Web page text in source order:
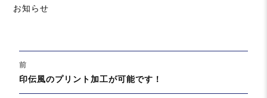
稿
カ
ー
お知らせ
稿
ナ
前
過
去
印伝風のプリント加工が可能です！